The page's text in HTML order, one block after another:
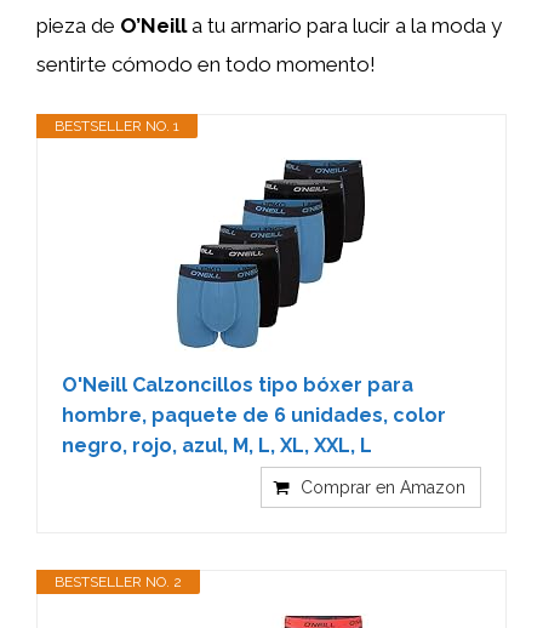
pieza de O’Neilla tu armario para lucir a la moda y
sentirte cómodo en todo momento!
BESTSELLER NO. 1
O'Neill Calzoncillos tipo bóxer para
hombre, paquete de 6 unidades, color
negro, rojo, azul, M, L, XL, XXL, L
Comprar en Amazon
BESTSELLER NO. 2